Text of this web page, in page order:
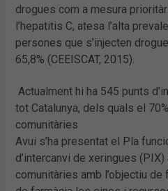
drogues com a mesura
l’hepatitis C, atesa l’alta
persones que s’injecten
65,8% (CEEISCAT, 2015).
Actualment hi ha 545 punts
tot Catalunya, dels quals el
comunitàries
Avui s’ha presentat el Pla
d’intercanvi de xeringues
comunitàries amb l’objectiu